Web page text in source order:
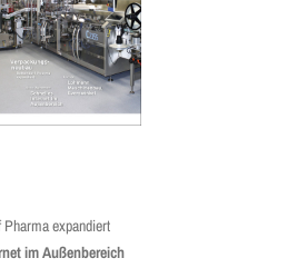
Pharma expandiert
im Außenbereich